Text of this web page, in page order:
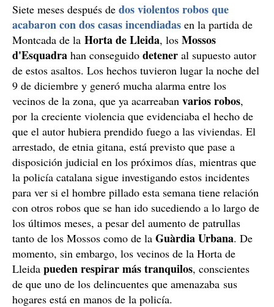
Siete meses después de dos violentos robos que
acabaron con dos casas incendiadas en la partida de
Montcada de la Horta de Lleida, los Mossos
d'Esquadra han conseguido detener al supuesto autor
de estos asaltos. Los hechos tuvieron lugar la noche del
9 de diciembre y generó mucha alarma entre los
vecinos de la zona, que ya acarreaban varios robos,
por la creciente violencia que evidenciaba el hecho de
que el autor hubiera prendido fuego a las viviendas. El
arrestado, de etnia gitana, está previsto que pase a
disposición judicial en los próximos días, mientras que
la policía catalana sigue investigando estos incidentes
para ver si el hombre pillado esta semana tiene relación
con otros robos que se han ido sucediendo a lo largo de
los últimos meses, a pesar del aumento de patrullas
tanto de los Mossos como de la Guàrdia Urbana. De
momento, sin embargo, los vecinos de la Horta de
Lleida pueden respirar más tranquilos, conscientes
de que uno de los delincuentes que amenazaba sus
hogares está en manos de la policía.